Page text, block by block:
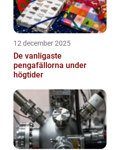
12 december 2025
De vanligaste
pengafällorna under
högtider